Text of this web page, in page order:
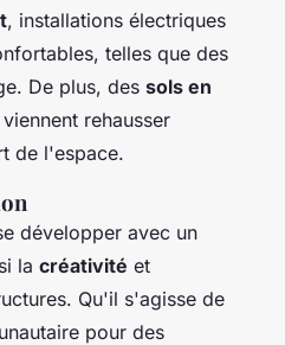
, installations électriques
telles que des
De plus, des sols en
rehausser
de l'espace.
développer avec un
la créativité et
Qu'il s'agisse de
pour des